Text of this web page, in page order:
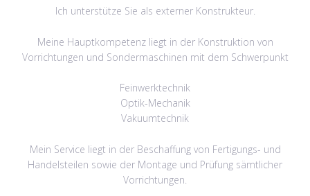
Ich unterstütze Sie als externer Konstrukteur.
Meine Hauptkompetenz liegt in der Konstruktion von
Vorrichtungen und Sondermaschinen mit dem Schwerpunkt
Feinwerktechnik
Optik-Mechanik
Vakuumtechnik
Mein Service liegt in der Beschaffung von Fertigungs- und
Handelsteilen sowie der Montage und Prüfung sämtlicher
Vorrichtungen.